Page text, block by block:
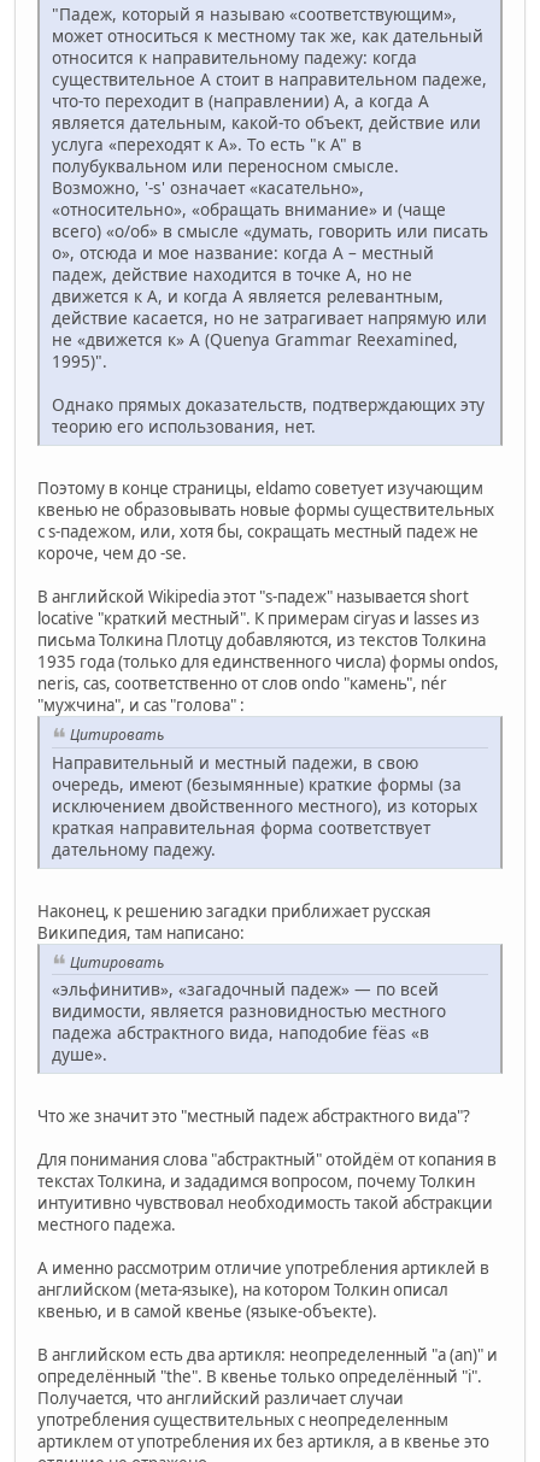
"Падеж, который я называю «соответствующим»,
может относиться к местному так же, как дательный
относится к направительному падежу: когда
существительное А стоит в направительном падеже,
что-то переходит в (направлении) А, а когда А
является дательным, какой-то объект, действие или
услуга «переходят к А». То есть "к A" в
полубуквальном или переносном смысле.
Возможно, '-s' означает «касательно»,
«относительно», «обращать внимание» и (чаще
всего) «о/об» в смысле «думать, говорить или писать
о», отсюда и мое название: когда А – местный
падеж, действие находится в точке А, но не
движется к А, и когда А является релевантным,
действие касается, но не затрагивает напрямую или
не «движется к» A (Quenya Grammar Reexamined,
1995)".
Однако прямых доказательств, подтверждающих эту
теорию его использования, нет.
Поэтому в конце страницы, eldamo советует изучающим
квенью не образовывать новые формы существительных
с s-падежом, или, хотя бы, сокращать местный падеж не
короче, чем до -se.
В английской Wikipedia этот "s-падеж" называется short
locative "краткий местный". К примерам ciryas и lasses из
письма Толкина Плотцу добавляются, из текстов Толкина
1935 года (только для единственного числа) формы ondos,
neris, cas, соответственно от слов ondo "камень", nér
"мужчина", и cas "голова" :
Цитировать
Направительный и местный падежи, в свою
очередь, имеют (безымянные) краткие формы (за
исключением двойственного местного), из которых
краткая направительная форма соответствует
дательному падежу.
Наконец, к решению загадки приближает русская
Википедия, там написано:
Цитировать
«эльфинитив», «загадочный падеж» — по всей
видимости, является разновидностью местного
падежа абстрактного вида, наподобие fëas «в
душе».
Что же значит это "местный падеж абстрактного вида"?
Для понимания слова "абстрактный" отойдём от копания в
текстах Толкина, и зададимся вопросом, почему Толкин
интуитивно чувствовал необходимость такой абстракции
местного падежа.
А именно рассмотрим отличие употребления артиклей в
английском (мета-языке), на котором Толкин описал
квенью, и в самой квенье (языке-объекте).
В английском есть два артикля: неопределенный "a (an)" и
определённый "the". В квенье только определённый "i".
Получается, что английский различает случаи
употребления существительных с неопределенным
артиклем от употребления их без артикля, а в квенье это